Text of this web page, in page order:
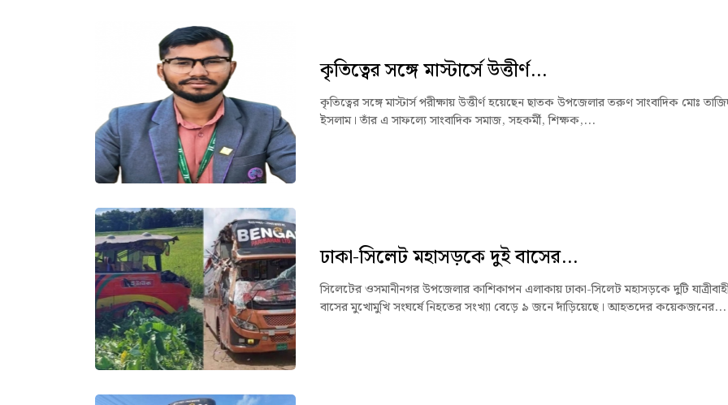
কৃতিত্বের সঙ্গে মাস্টার্সে উত্তীর্ণ...
কৃতিত্বের সঙ্গে মাস্টার্স পরীক্ষায় উত্তীর্ণ হয়েছেন ছাতক উপজেলার তরুণ সাংবাদিক মোঃ
ইসলাম। তাঁর এ সাফল্যে সাংবাদিক সমাজ, সহকর্মী, শিক্ষক,...
ঢাকা-সিলেট মহাসড়কে দুই বাসের...
সিলেটের ওসমানীনগর উপজেলার কাশিকাপন এলাকায় ঢাকা-সিলেট মহাসড়কে দুটি যাত্রীবাহী
বাসের মুখোমুখি সংঘর্ষে নিহতের সংখ্যা বেড়ে ৯ জনে দাঁড়িয়েছে। আহতদের কয়েকজনের...